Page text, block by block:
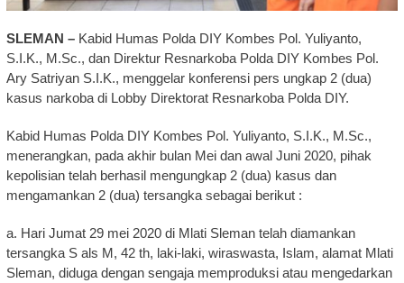
SLEMAN –Kabid Humas Polda DIY Kombes Pol. Yuliyanto,
S.I.K., M.Sc., dan Direktur Resnarkoba Polda DIY Kombes Pol.
Ary Satriyan S.I.K., menggelar konferensi pers ungkap 2 (dua)
kasus narkoba di Lobby Direktorat Resnarkoba Polda DIY.
Kabid Humas Polda DIY Kombes Pol. Yuliyanto, S.I.K., M.Sc.,
menerangkan, pada akhir bulan Mei dan awal Juni 2020, pihak
kepolisian telah berhasil mengungkap 2 (dua) kasus dan
mengamankan 2 (dua) tersangka sebagai berikut :
a. Hari Jumat 29 mei 2020 di Mlati Sleman telah diamankan
tersangka S als M, 42 th, laki-laki, wiraswasta, Islam, alamat Mlati
Sleman, diduga dengan sengaja memproduksi atau mengedarkan